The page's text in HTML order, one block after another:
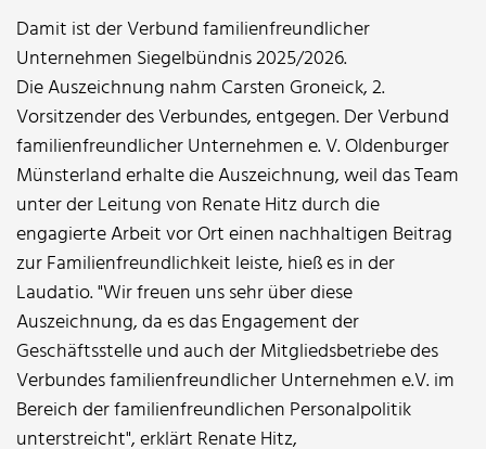
Damit ist der Verbund familienfreundlicher
Unternehmen Siegelbündnis 2025/2026.
Die Auszeichnung nahm Carsten Groneick, 2.
Vorsitzender des Verbundes, entgegen. Der Verbund
familienfreundlicher Unternehmen e. V. Oldenburger
Münsterland erhalte die Auszeichnung, weil das Team
unter der Leitung von Renate Hitz durch die
engagierte Arbeit vor Ort einen nachhaltigen Beitrag
zur Familienfreundlichkeit leiste, hieß es in der
Laudatio. "Wir freuen uns sehr über diese
Auszeichnung, da es das Engagement der
Geschäftsstelle und auch der Mitgliedsbetriebe des
Verbundes familienfreundlicher Unternehmen e.V. im
Bereich der familienfreundlichen Personalpolitik
unterstreicht", erklärt Renate Hitz,